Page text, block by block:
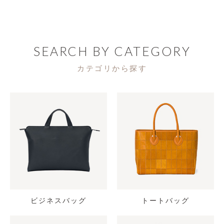
SEARCH BY CATEGORY
カテゴリから探す
ビジネスバッグ トートバッグ